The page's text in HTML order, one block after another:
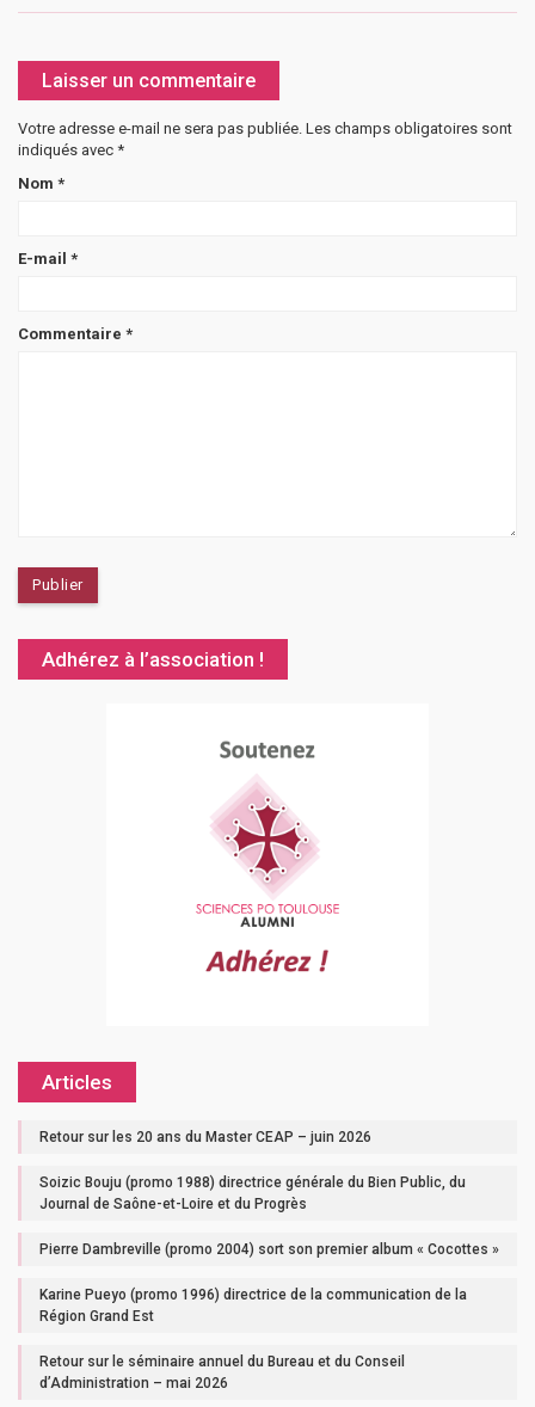
Laisser un commentaire
Votre adresse e-mail ne sera pas publiée. Les champs obligatoires sont
indiqués avec *
Nom *
E-mail *
Commentaire *
Adhérez à l’association !
Articles
Retour sur les 20 ans du Master CEAP – juin 2026
Soizic Bouju (promo 1988) directrice générale du Bien Public, du
Journal de Saône-et-Loire et du Progrès
Pierre Dambreville (promo 2004) sort son premier album « Cocottes »
Karine Pueyo (promo 1996) directrice de la communication de la
Région Grand Est
Retour sur le séminaire annuel du Bureau et du Conseil
d’Administration – mai 2026